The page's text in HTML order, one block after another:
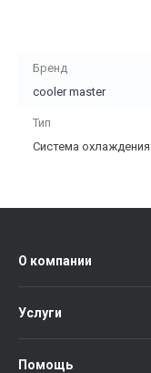
Бренд
cooler master
Тип
Система охлаждения
О компании
Услуги
Помощь